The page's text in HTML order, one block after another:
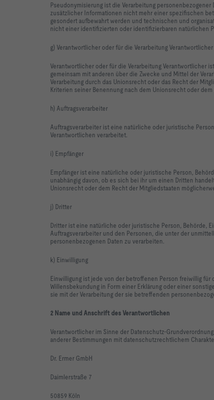
Pseudonymisierung ist die Verarbeitung
zusätzlicher Informationen nicht mehr einer spezifischen
gesondert aufbewahrt werden und technischen und
nicht einer identifizierten oder identifizierbaren natürlichen
g) Verantwortlicher oder für die Verarbeitung Verantwortlicher
Verantwortlicher oder für die Verarbeitung Verantwortlicher
gemeinsam mit anderen über die Zwecke und Mittel der
Verarbeitung durch das Unionsrecht oder das Recht der
Kriterien seiner Benennung nach dem Unionsrecht oder
h) Auftragsverarbeiter
Auftragsverarbeiter ist eine natürliche oder juristische
Verantwortlichen verarbeitet.
i) Empfänger
Empfänger ist eine natürliche oder juristische Person,
unabhängig davon, ob es sich bei ihr um einen Dritten
Unionsrecht oder dem Recht der Mitgliedstaaten
j) Dritter
Dritter ist eine natürliche oder juristische Person, Behörde,
Auftragsverarbeiter und den Personen, die unter der
personenbezogenen Daten zu verarbeiten.
k) Einwilligung
Einwilligung ist jede von der betroffenen Person freiwillig
Willensbekundung in Form einer Erklärung oder einer
sie mit der Verarbeitung der sie betreffenden
2 Name und Anschrift des Verantwortlichen
Verantwortlicher im Sinne der Datenschutz-
anderer Bestimmungen mit datenschutzrechtlichem
Dr. Ermer GmbH
Daimlerstraße 7
50859 Köln